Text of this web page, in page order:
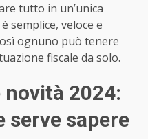
tutto in un’unica
semplice, veloce e
ognuno può tenere
fiscale da solo.
2024:
sapere